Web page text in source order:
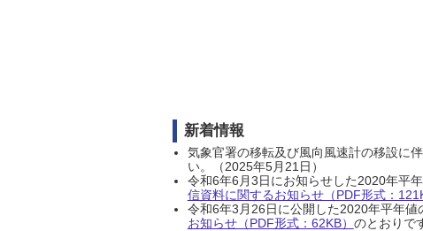
新着情報
気象官署の移転及び風向風速計の移設に
い。（2025年5月21日）
令和6年6月3日にお知らせした2020年平
信資料に関するお知らせ（PDF形式：
令和6年3月26日に公開した2020年平年
お知らせ（PDF形式：62KB） のとおりで